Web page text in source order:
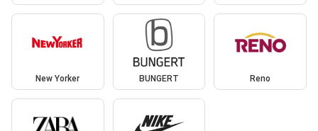
New Yorker BUNGERT Reno